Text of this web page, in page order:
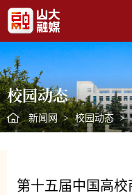
校园动态
新闻网 > 校园动态 >
第十五届中国高